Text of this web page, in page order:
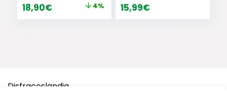
El
precio
18,90€El
4% 15,99€
Disfraceslandia